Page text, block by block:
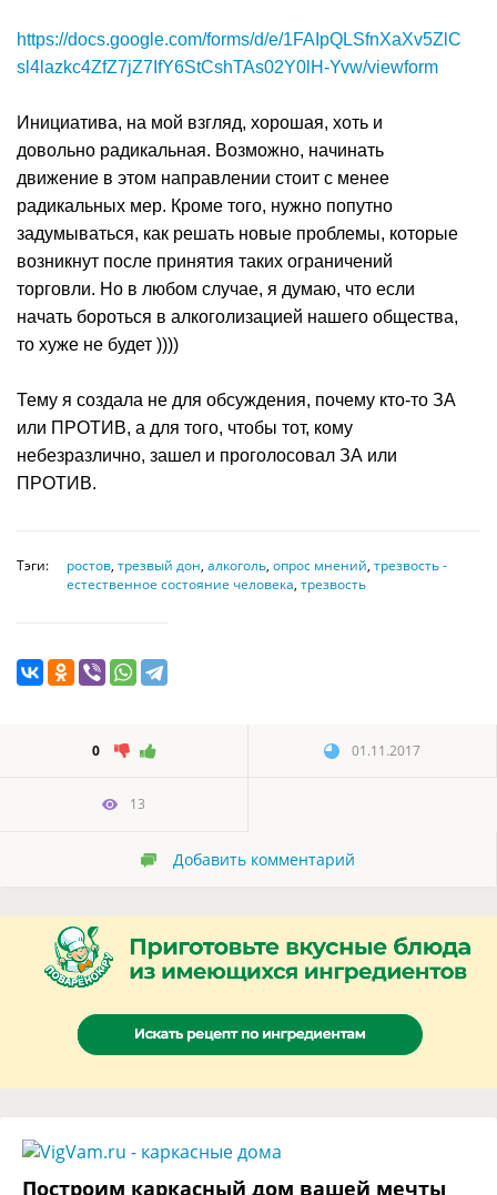
https://docs.google.com/forms/d/e/1FAIpQLSfnXaXv5ZlC
sl4lazkc4ZfZ7jZ7IfY6StCshTAs02Y0lH-Yvw/viewform
Инициатива, на мой взгляд, хорошая, хоть и
довольно радикальная. Возможно, начинать
движение в этом направлении стоит с менее
радикальных мер. Кроме того, нужно попутно
задумываться, как решать новые проблемы, которые
возникнут после принятия таких ограничений
торговли. Но в любом случае, я думаю, что если
начать бороться в алкоголизацией нашего общества,
то хуже не будет ))))
Тему я создала не для обсуждения, почему кто-то ЗА
или ПРОТИВ, а для того, чтобы тот, кому
небезразлично, зашел и проголосовал ЗА или
ПРОТИВ.
Тэги: ростов, трезвый дон, алкоголь, опрос мнений, трезвость -
естественное состояние человека, трезвость
0 01.11.2017
13
Добавить комментарий
Построим каркасный дом вашей мечты